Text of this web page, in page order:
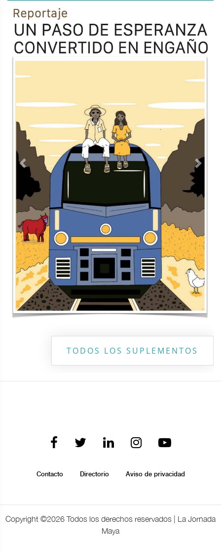
Previous Next
TODOS LOS SUPLEMENTOS
Contacto Directorio Aviso de privacidad
Copyright ©2026 Todos los derechos reservados | La Jornada
Maya